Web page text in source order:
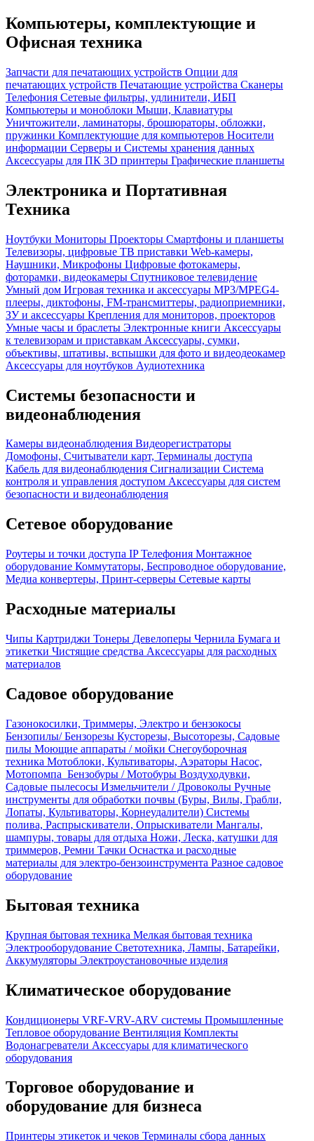
Компьютеры, комплектующие и
Офисная техника
Запчасти для печатающих устройств Опции для
печатающих устройств Печатающие устройства Сканеры
Телефония Сетевые фильтры, удлинители, ИБП
Компьютеры и моноблоки Мыши, Клавиатуры
Уничтожители, ламинаторы, брошюраторы, обложки,
пружинки Комплектующие для компьютеров Носители
информации Серверы и Системы хранения данных
Аксессуары для ПК 3D принтеры Графические планшеты
Электроника и Портативная
Техника
Ноутбуки Мониторы Проекторы Смартфоны и планшеты
Телевизоры, цифровые ТВ приставки Web-камеры,
Наушники, Микрофоны Цифровые фотокамеры,
фоторамки, видеокамеры Спутниковое телевидение
Умный дом Игровая техника и аксессуары MP3/MPEG4-
плееры, диктофоны, FM-трансмиттеры, радиоприемники,
ЗУ и аксессуары Крепления для мониторов, проекторов
Умные часы и браслеты Электронные книги Аксессуары
к телевизорам и приставкам Аксессуары, сумки,
объективы, штативы, вспышки для фото и видеодеокамер
Аксессуары для ноутбуков Аудиотехника
Системы безопасности и
видеонаблюдения
Камеры видеонаблюдения Видеорегистраторы
Домофоны, Считыватели карт, Терминалы доступа
Кабель для видеонаблюдения Сигнализации Система
контроля и управления доступом Аксессуары для систем
безопасности и видеонаблюдения
Сетевое оборудование
Роутеры и точки доступа IP Телефония Монтажное
оборудование Коммутаторы, Беспроводное оборудование,
Медиа конвертеры, Принт-серверы Сетевые карты
Расходные материалы
Чипы Картриджи Тонеры Девелоперы Чернила Бумага и
этикетки Чистящие средства Аксессуары для расходных
материалов
Садовое оборудование
Газонокосилки, Триммеры, Электро и бензокосы
Бензопилы/ Бензорезы Кусторезы, Высоторезы, Садовые
пилы Моющие аппараты / мойки Снегоуборочная
техника Мотоблоки, Культиваторы, Аэраторы Насос,
Мотопомпа Бензобуры / Мотобуры Воздуходувки,
Садовые пылесосы Измельчители / Дровоколы Ручные
инструменты для обработки почвы (Буры, Вилы, Грабли,
Лопаты, Культиваторы, Корнеудалители) Системы
полива, Распрыскиватели, Опрыскиватели Мангалы,
шампуры, товары для отдыха Ножи, Леска, катушки для
триммеров, Ремни Тачки Оснастка и расходные
материалы для электро-бензоинструмента Разное садовое
оборудование
Бытовая техника
Крупная бытовая техника Мелкая бытовая техника
Электрооборудование Светотехника, Лампы, Батарейки,
Аккумуляторы Электроустановочные изделия
Климатическое оборудование
Кондиционеры VRF-VRV-ARV системы Промышленные
Тепловое оборудование Вентиляция Комплекты
Водонагреватели Аксессуары для климатического
оборудования
Торговое оборудование и
оборудование для бизнеса
Принтеры этикеток и чеков Терминалы сбора данных